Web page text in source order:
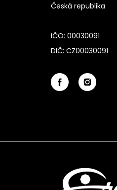
Česká republika
IČO: 00030091
DIČ: CZ00030091